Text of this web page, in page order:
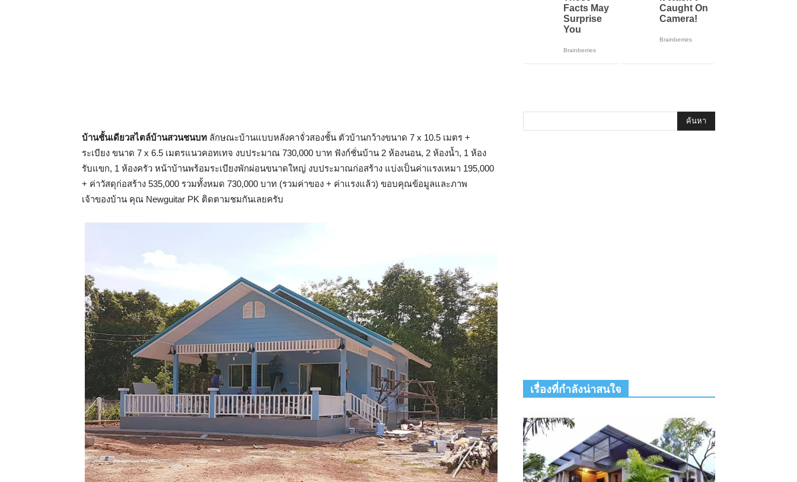
บ้านชั้นเดียวสไตล์บ้านสวนชนบท ลักษณะบ้านแบบหลังคาจั่วสองชั้น ตัวบ้านกว้างขนาด 7 x 10.5 เมตร +
ระเบียง ขนาด 7 x 6.5 เมตรแนวคอทเทจ งบประมาณ 730,000 บาท ฟังก์ชั่นบ้าน 2 ห้องนอน, 2 ห้องน้ำ, 1 ห้อง
รับแขก, 1 ห้องครัว หน้าบ้านพร้อมระเบียงพักผ่อนขนาดใหญ่ งบประมาณก่อสร้าง แบ่งเป็นค่าแรงเหมา 195,000
+ ค่าวัสดุก่อสร้าง 535,000 รวมทั้งหมด 730,000 บาท (รวมค่าของ + ค่าแรงแล้ว) ขอบคุณข้อมูลและภาพ
เจ้าของบ้าน คุณ Newguitar PK ติดตามชมกันเลยครับ
เรื่องที่กำลังน่าสนใจ